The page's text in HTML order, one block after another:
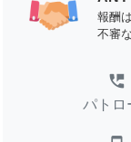
報酬
不審
perm_phone_msg
パトロ